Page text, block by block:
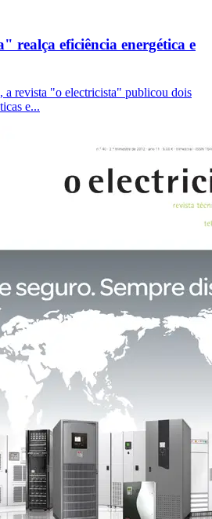
realça eficiência energética e
a revista "o electricista" publicou dois
e...